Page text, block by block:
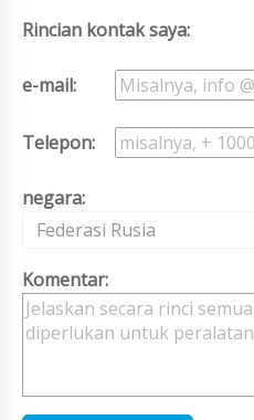
Rincian kontak saya:
e-mail:
Telepon:
negara:
Federasi Rusia
Komentar: